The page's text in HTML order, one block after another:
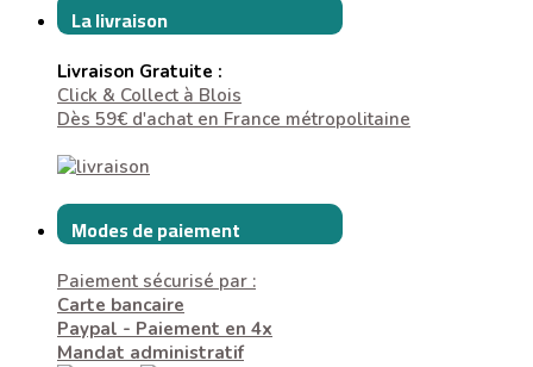
La livraison
Livraison Gratuite :
Click & Collect à Blois
Dès 59€ d'achat en France métropolitaine
Modes de paiement
Paiement sécurisé par :
Carte bancaire
Paypal - Paiement en 4x
Mandat administratif